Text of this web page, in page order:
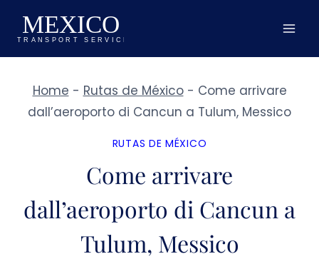
Salta
contenuto
Home - Rutas de México- Come arrivare
dall’aeroporto di Cancun a Tulum, Messico
RUTAS DE MÉXICO
Come arrivare
dall’aeroporto di Cancun a
Tulum, Messico